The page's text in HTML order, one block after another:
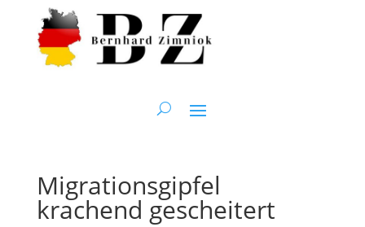
Migrationsgipfel
krachend gescheitert